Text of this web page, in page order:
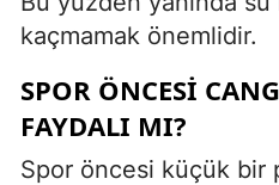
kaçmamak önemlidir.
SPOR ÖNCESI
FAYDALI MI?
Spor öncesi küçük bir